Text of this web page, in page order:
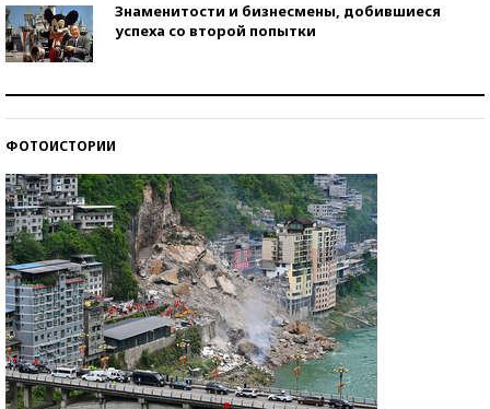
Знаменитости и бизнесмены, добившиеся
успеха со второй попытки
ФОТОИСТОРИИ